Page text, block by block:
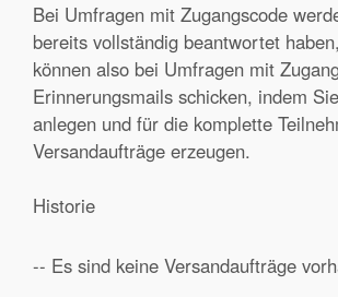
Bei Umfragen mit Zugangscode
bereits vollständig beantwortet
können also bei Umfragen mit
Erinnerungsmails schicken, indem
anlegen und für die komplette
Versandaufträge erzeugen.
Historie
-- Es sind keine Versandaufträge